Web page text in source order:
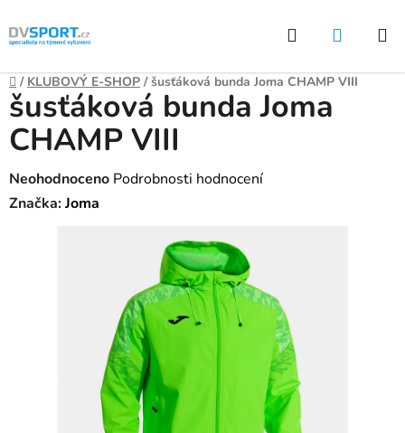
Přejít
na
Hledat
Domů
/ KLUBOVÝ E-SHOP / šusťáková bunda Joma CHAMP VIII
šusťáková bunda Joma
CHAMP VIII
Průměrné
hodnocení
Neohodnoceno Podrobnosti hodnocení
Značka:Joma